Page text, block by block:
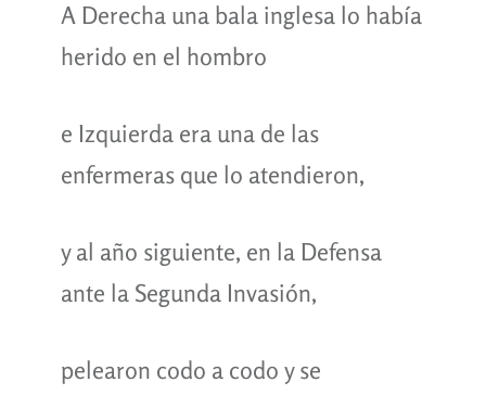
A Derecha una bala inglesa lo había
herido en el hombro
e Izquierda era una de las
enfermeras que lo atendieron,
y al año siguiente, en la Defensa
ante la Segunda Invasión,
pelearon codo a codo y se